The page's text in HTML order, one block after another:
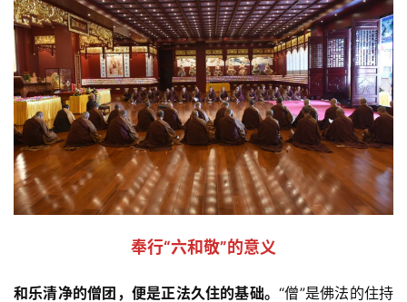
八
点
僧
音
高
僧
访
谈
菩
奉行“六和敬”的意义
和乐清净的僧团，便是正法久住的基础。“僧”是佛法的住持